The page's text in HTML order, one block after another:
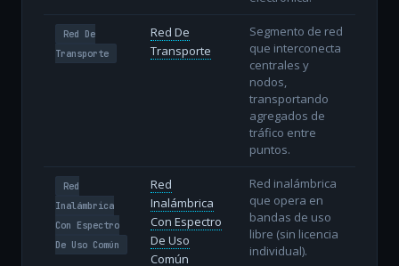
Red De
Transporte
Red De
Transporte
Segmento de red
que interconecta
centrales y
nodos,
transportando
agregados de
tráfico entre
puntos.
Red
Inalámbrica
Con Espectro
De Uso Común
Red
Inalámbrica
Con Espectro
De Uso
Común
Red inalámbrica
que opera en
bandas de uso
libre (sin licencia
individual).